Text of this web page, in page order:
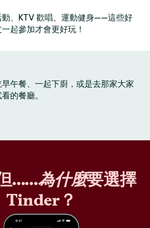
動、KTV 歡唱、運動健身——這些好
起參加才會更好玩！
午餐、一起下廚，或是去那家大家
的餐廳。
……為什麼要選擇
Tinder？